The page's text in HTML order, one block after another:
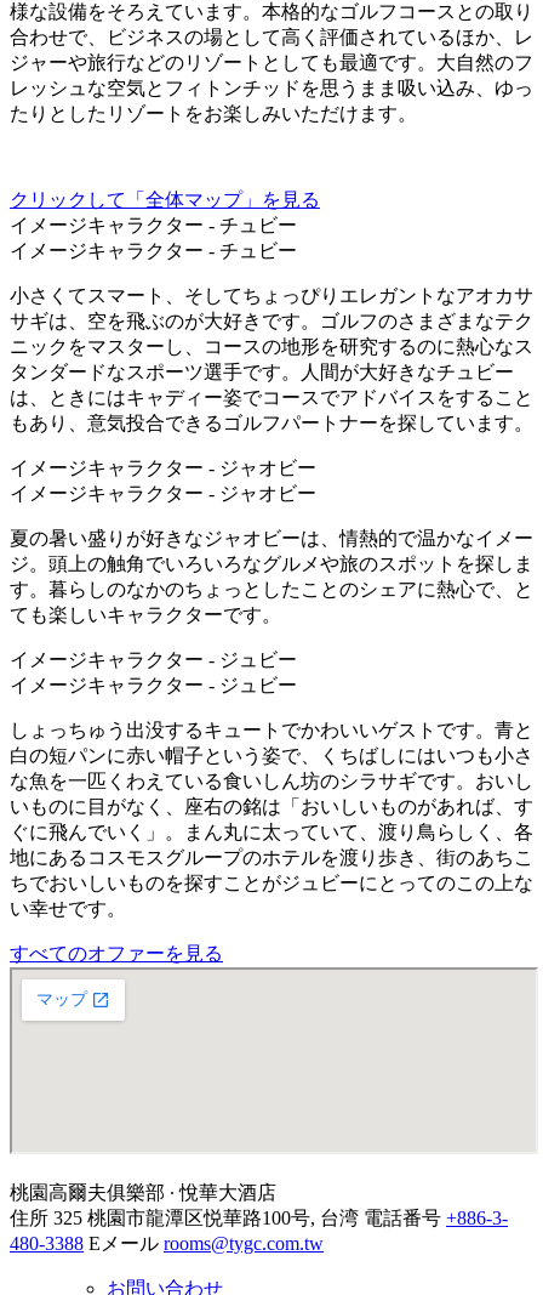
様な設備をそろえています。本格的なゴルフコースとの取り
合わせで、ビジネスの場として高く評価されているほか、レ
ジャーや旅行などのリゾートとしても最適です。大自然のフ
レッシュな空気とフィトンチッドを思うまま吸い込み、ゆっ
たりとしたリゾートをお楽しみいただけます。
クリックして「全体マップ」を見る
イメージキャラクター - チュビー
イメージキャラクター - チュビー
小さくてスマート、そしてちょっぴりエレガントなアオカサ
サギは、空を飛ぶのが大好きです。ゴルフのさまざまなテク
ニックをマスターし、コースの地形を研究するのに熱心なス
タンダードなスポーツ選手です。人間が大好きなチュビー
は、ときにはキャディー姿でコースでアドバイスをすること
もあり、意気投合できるゴルフパートナーを探しています。
イメージキャラクター - ジャオビー
イメージキャラクター - ジャオビー
夏の暑い盛りが好きなジャオビーは、情熱的で温かなイメー
ジ。頭上の触角でいろいろなグルメや旅のスポットを探しま
す。暮らしのなかのちょっとしたことのシェアに熱心で、と
ても楽しいキャラクターです。
イメージキャラクター - ジュビー
イメージキャラクター - ジュビー
しょっちゅう出没するキュートでかわいいゲストです。青と
白の短パンに赤い帽子という姿で、くちばしにはいつも小さ
な魚を一匹くわえている食いしん坊のシラサギです。おいし
いものに目がなく、座右の銘は「おいしいものがあれば、す
ぐに飛んでいく」。まん丸に太っていて、渡り鳥らしく、各
地にあるコスモスグループのホテルを渡り歩き、街のあちこ
ちでおいしいものを探すことがジュビーにとってのこの上な
い幸せです。
すべてのオファーを見る
桃園高爾夫俱樂部 ∙ 悅華大酒店
住所 325 桃園市龍潭区悦華路100号, 台湾 電話番号 +886-3-
480-3388 Eメール rooms@tygc.com.tw
お問い合わせ